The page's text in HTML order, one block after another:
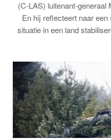
(C-LAS) luitenant-generaal
En hij reflecteert naar
situatie in een land